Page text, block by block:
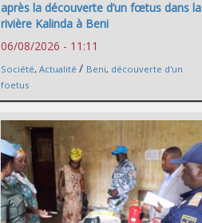
après la découverte d’un fœtus dans la
rivière Kalinda à Beni
06/08/2026 - 11:11
Société, Actualité / Beni, découverte d'un
foetus